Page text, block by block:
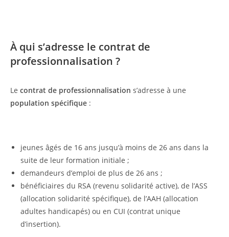
À qui s’adresse le contrat de
professionnalisation ?
Le contrat de professionnalisation s’adresse à une
population spécifique :
jeunes âgés de 16 ans jusqu’à moins de 26 ans dans la
suite de leur formation initiale ;
demandeurs d’emploi de plus de 26 ans ;
bénéficiaires du RSA (revenu solidarité active), de l’ASS
(allocation solidarité spécifique), de l’AAH (allocation
adultes handicapés) ou en CUI (contrat unique
d’insertion).